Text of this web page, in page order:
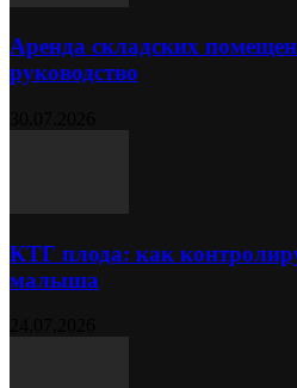
Аренда складских
руководство
КТГ плода: как
малыша